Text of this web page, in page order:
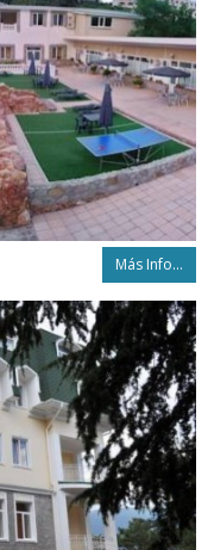
Más Info...